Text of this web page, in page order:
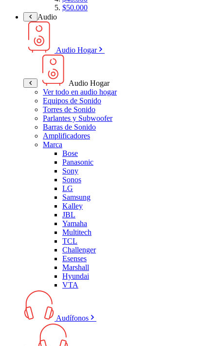
$50.000
Audio
Audio Hogar
Audio Hogar
Ver todo en audio hogar
Equipos de Sonido
Torres de Sonido
Parlantes y Subwoofer
Barras de Sonido
Amplificadores
Marca
Bose
Panasonic
Sony
Sonos
LG
Samsung
Kalley
JBL
Yamaha
Multitech
TCL
Challenger
Esenses
Marshall
Hyundai
VTA
Audífonos